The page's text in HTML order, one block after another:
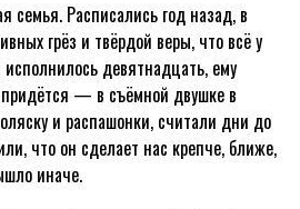
Расписались год назад, в
грёз и твёрдой веры, что всё у
девятнадцать, ему
— в съёмной двушке в
и распашонки, считали дни до
что он сделает нас крепче, ближе,
иначе.